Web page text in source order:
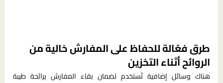
طرق فعّالة للحفاظ على المفارش خالية من
الروائح أثناء التخزين
هناك وسائل إضافية تُستخدم لضمان بقاء المفارش برائحة طيبة